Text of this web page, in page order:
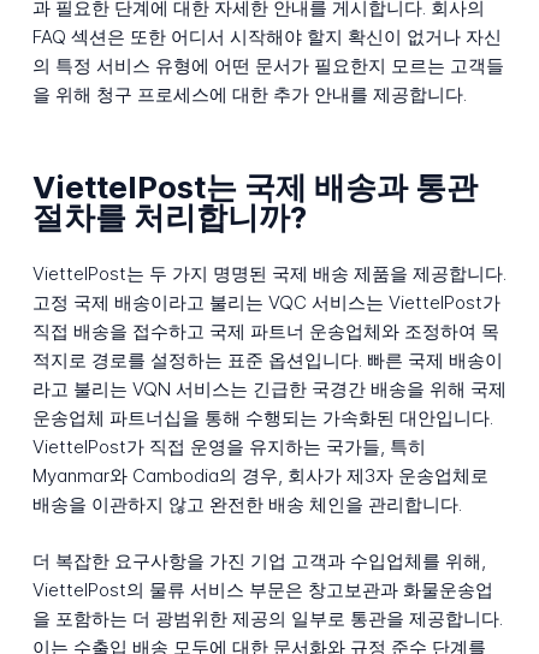
과 필요한 단계에 대한 자세한 안내를 게시합니다. 회사의
FAQ 섹션은 또한 어디서 시작해야 할지 확신이 없거나 자신
의 특정 서비스 유형에 어떤 문서가 필요한지 모르는 고객들
을 위해 청구 프로세스에 대한 추가 안내를 제공합니다.
ViettelPost는 국제 배송과 통관
절차를 처리합니까?
ViettelPost는 두 가지 명명된 국제 배송 제품을 제공합니다.
고정 국제 배송이라고 불리는 VQC 서비스는 ViettelPost가
직접 배송을 접수하고 국제 파트너 운송업체와 조정하여 목
적지로 경로를 설정하는 표준 옵션입니다. 빠른 국제 배송이
라고 불리는 VQN 서비스는 긴급한 국경간 배송을 위해 국제
운송업체 파트너십을 통해 수행되는 가속화된 대안입니다.
ViettelPost가 직접 운영을 유지하는 국가들, 특히
Myanmar와 Cambodia의 경우, 회사가 제3자 운송업체로
배송을 이관하지 않고 완전한 배송 체인을 관리합니다.
더 복잡한 요구사항을 가진 기업 고객과 수입업체를 위해,
ViettelPost의 물류 서비스 부문은 창고보관과 화물운송업
을 포함하는 더 광범위한 제공의 일부로 통관을 제공합니다.
이는 수출입 배송 모두에 대한 문서화와 규정 준수 단계를